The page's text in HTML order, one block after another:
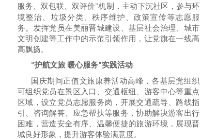
服务、双包联、双评价”机制，主动下沉社区，参与环
境整治、垃圾分类、秩序维护、政策宣传等志愿服
务。发挥党员在美丽晋城建设、基层社会治理、城市
文明创建等工作中的示范引领作用，让党旗在一线高
高飘扬。
“护航文旅 暖心服务”实践活动
国庆期间正值文旅康养活动高峰，各基层党组织
可组织党员在景区入口、交通枢纽、游客中心等重点
区域，设立党员志愿服务岗，开展交通疏导、路线指
引、咨询解答、应急帮扶等服务，协助解决游客出行
困难，营造安全有序、温馨便捷的旅游环境，展现晋
城良好形象，提升游客体验满意度。